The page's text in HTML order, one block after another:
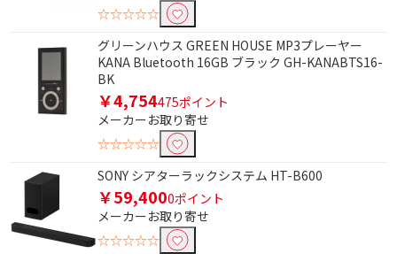
☆☆☆☆☆
グリーンハウス GREEN HOUSE MP3プレーヤー
KANA Bluetooth 16GB ブラック GH-KANABTS16-
BK
￥4,754475ポイント
メーカーお取り寄せ
☆☆☆☆☆
SONY シアターラックシステム HT-B600
￥59,4000ポイント
メーカーお取り寄せ
☆☆☆☆☆
条件で絞り込む